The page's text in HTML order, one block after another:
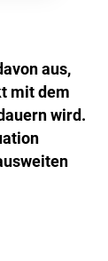
aus,
mit dem
wird.